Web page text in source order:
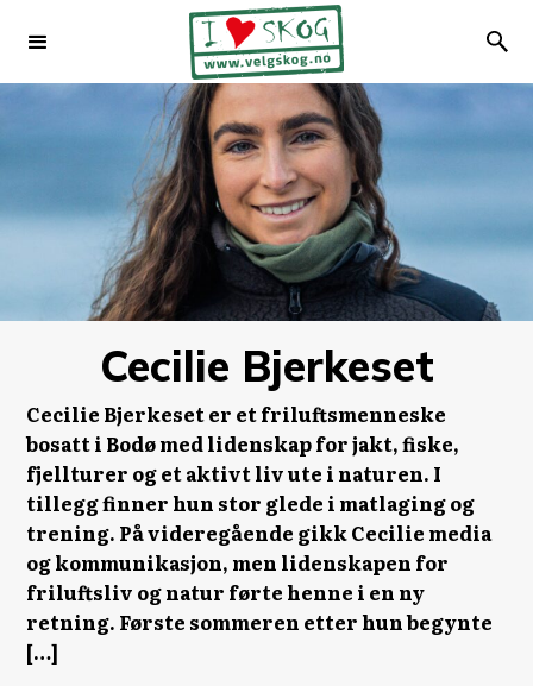
Cecilie Bjerkeset
Cecilie Bjerkeset er et friluftsmenneske
bosatt i Bodø med lidenskap for jakt, fiske,
fjellturer og et aktivt liv ute i naturen. I
tillegg finner hun stor glede i matlaging og
trening. På videregående gikk Cecilie media
og kommunikasjon, men lidenskapen for
friluftsliv og natur førte henne i en ny
retning. Første sommeren etter hun begynte
[…]